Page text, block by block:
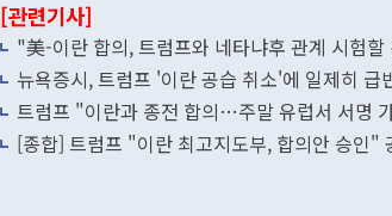
[관련기사]
"美-이란 합의, 트럼프와 네타냐후 관계 시험할
뉴욕증시, 트럼프 '이란 공습 취소'에 일제히
트럼프 "이란과 종전 합의…주말 유럽서 서명
[종합] 트럼프 "이란 최고지도부, 합의안 승인"